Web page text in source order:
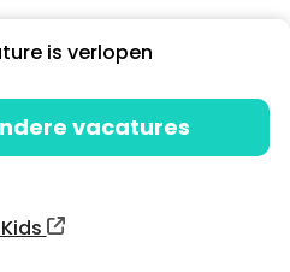
is verlopen
vacatures